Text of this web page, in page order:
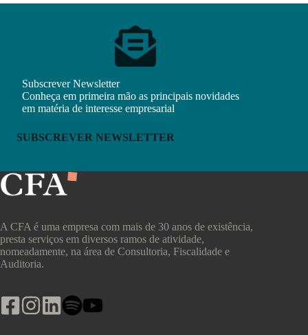
Subscrever Newsletter
Conheça em primeira mão as principais novidades
em matéria de interesse empresarial
SUBSCREVER NEWSLETTER
A CFA é uma empresa com mais de 30 anos de existência,
presta serviços em diversos ramos de atividade,
nomeadamente, na área de Consultoria, Fiscalidade e
Auditoria.